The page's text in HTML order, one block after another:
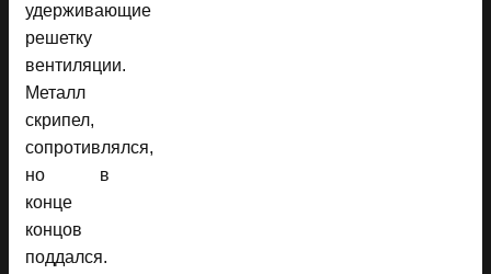
удерживающие
решетку
вентиляции.
Металл
скрипел,
сопротивлялся,
но в
конце
концов
поддался.